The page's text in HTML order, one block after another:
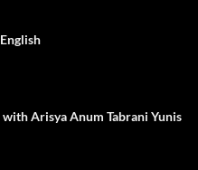
with Arisya Anum Tabrani Yunis